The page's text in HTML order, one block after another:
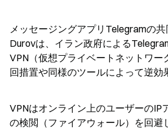
メッセージングアプリTelegramの
Durovは、イラン政府による
VPN（仮想プライベートネットワー
回措置や同様のツールによって逆効
VPNはオンライン上のユーザーのIP
の検閲（ファイアウォール）を回避